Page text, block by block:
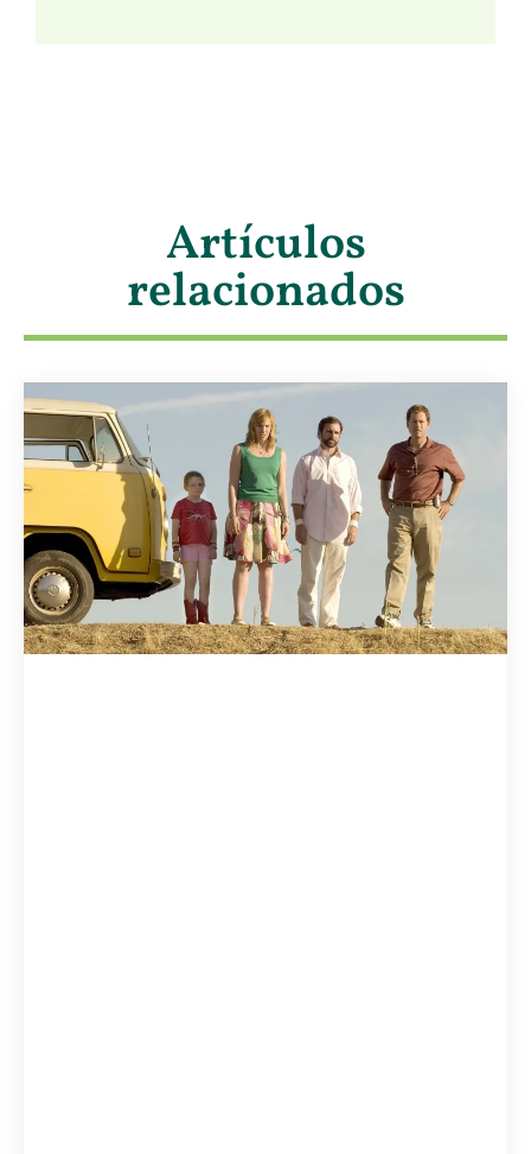
Artículos
relacionados